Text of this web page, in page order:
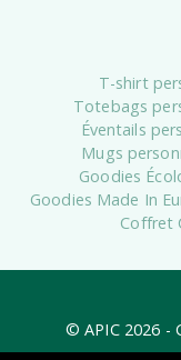
T-shirt
Totebags
Éventails
Mugs
Goodies
Goodies Made In
Coffret
© APIC 2026 -